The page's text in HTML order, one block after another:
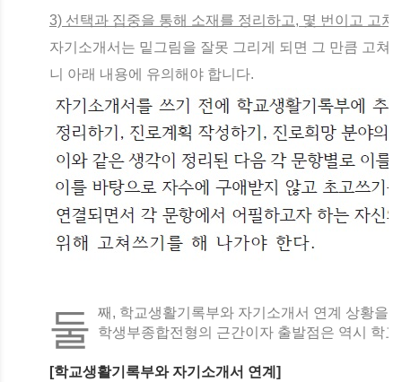
3) 선택과 집중을 통해 소재를 정리하고, 몇 번이고 고쳐
자기소개서는 밑그림을 잘못 그리게 되면 그 만큼 고쳐
니 아래 내용에 유의해야 합니다.
둘 째, 학교생활기록부와 자기소개서 연계 상황을
학생부종합전형의 근간이자 출발점은 역시 학
[학교생활기록부와 자기소개서 연계]